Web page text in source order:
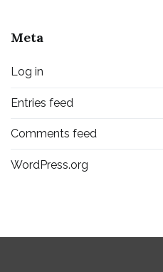
Meta
Log in
Entries feed
Comments feed
WordPress.org